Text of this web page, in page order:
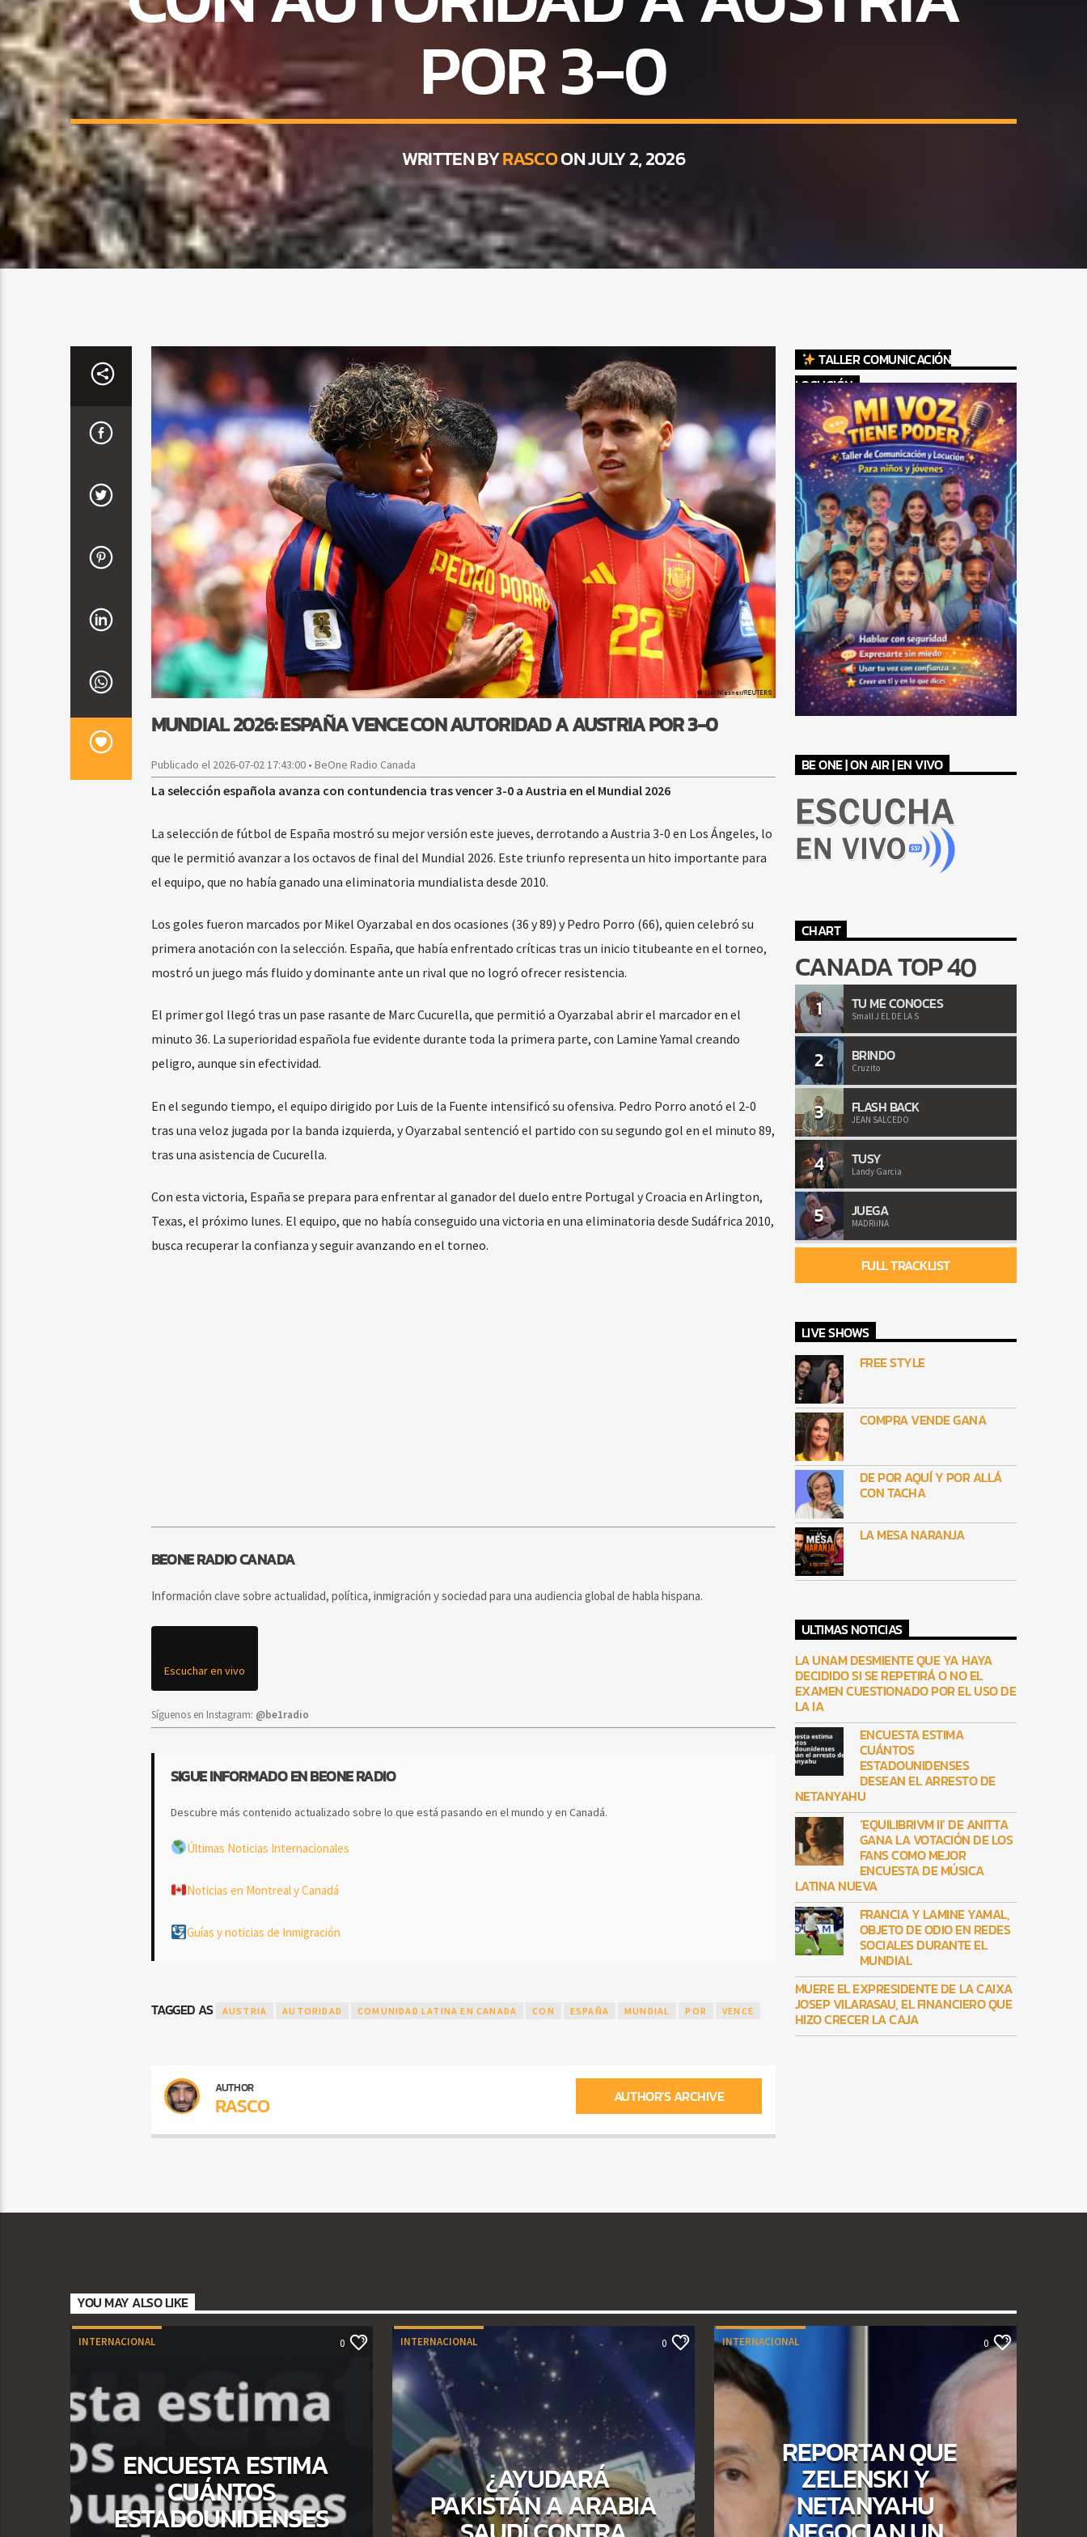
POR 3-0
WRITTEN BYRASCOON JULY 2, 2026
MUNDIAL 2026: ESPAÑA VENCE CON AUTORIDAD A AUSTRIA POR 3-0
Publicado el 2026-07-02 17:43:00 • BeOne Radio Canada
La selección española avanza con contundencia tras vencer 3-0 a Austria en el Mundial 2026
La selección de fútbol de España mostró su mejor versión este jueves, derrotando a Austria 3-0 en Los Ángeles, lo
que le permitió avanzar a los octavos de final del Mundial 2026. Este triunfo representa un hito importante para
el equipo, que no había ganado una eliminatoria mundialista desde 2010.
Los goles fueron marcados por Mikel Oyarzabal en dos ocasiones (36 y 89) y Pedro Porro (66), quien celebró su
primera anotación con la selección. España, que había enfrentado críticas tras un inicio titubeante en el torneo,
mostró un juego más fluido y dominante ante un rival que no logró ofrecer resistencia.
El primer gol llegó tras un pase rasante de Marc Cucurella, que permitió a Oyarzabal abrir el marcador en el
minuto 36. La superioridad española fue evidente durante toda la primera parte, con Lamine Yamal creando
peligro, aunque sin efectividad.
En el segundo tiempo, el equipo dirigido por Luis de la Fuente intensificó su ofensiva. Pedro Porro anotó el 2-0
tras una veloz jugada por la banda izquierda, y Oyarzabal sentenció el partido con su segundo gol en el minuto 89,
tras una asistencia de Cucurella.
Con esta victoria, España se prepara para enfrentar al ganador del duelo entre Portugal y Croacia en Arlington,
Texas, el próximo lunes. El equipo, que no había conseguido una victoria en una eliminatoria desde Sudáfrica 2010,
busca recuperar la confianza y seguir avanzando en el torneo.
BEONE RADIO CANADA
Información clave sobre actualidad, política, inmigración y sociedad para una audiencia global de habla hispana.
Escuchar en vivo
Síguenos en Instagram: @be1radio
SIGUE INFORMADO EN BEONE RADIO
Descubre más contenido actualizado sobre lo que está pasando en el mundo y en Canadá.
Últimas Noticias Internacionales
Noticias en Montreal y Canadá
Guías y noticias de Inmigración
TAGGED AS AUSTRIA AUTORIDAD COMUNIDAD LATINA EN CANADA CON ESPAÑA MUNDIAL POR VENCE
AUTHOR
RASCO AUTHOR'S ARCHIVE
TALLER COMUNICACIÓN
LOCUCIÓN
BE ONE | ON AIR | EN VIVO
CHART
CANADA TOP 40
1 TU ME CONOCES
Small J EL DE LA S
2 BRINDO
Cruzito
3 FLASH BACK
JEAN SALCEDO
4 TUSY
Landy Garcia
5 JUEGA
MADRiiNA
FULL TRACKLIST
LIVE SHOWS
FREE STYLE
COMPRA VENDE GANA
DE POR AQUÍ Y POR ALLÁ
CON TACHA
LA MESA NARANJA
ULTIMAS NOTICIAS
LA UNAM DESMIENTE QUE YA HAYA
DECIDIDO SI SE REPETIRÁ O NO EL
EXAMEN CUESTIONADO POR EL USO DE
LA IA
ENCUESTA ESTIMA
CUÁNTOS
ESTADOUNIDENSES
DESEAN EL ARRESTO DE
NETANYAHU
‘EQUILIBRIVM II’ DE ANITTA
GANA LA VOTACIÓN DE LOS
FANS COMO MEJOR
ENCUESTA DE MÚSICA
LATINA NUEVA
FRANCIA Y LAMINE YAMAL,
OBJETO DE ODIO EN REDES
SOCIALES DURANTE EL
MUNDIAL
MUERE EL EXPRESIDENTE DE LA CAIXA
JOSEP VILARASAU, EL FINANCIERO QUE
HIZO CRECER LA CAJA
YOU MAY ALSO LIKE
INTERNACIONAL 0
ENCUESTA ESTIMA
CUÁNTOS
ESTADOUNIDENSES
INTERNACIONAL 0
¿AYUDARÁ
PAKISTÁN A ARABIA
INTERNACIONAL 0
REPORTAN QUE
ZELENSKI Y
NETANYAHU